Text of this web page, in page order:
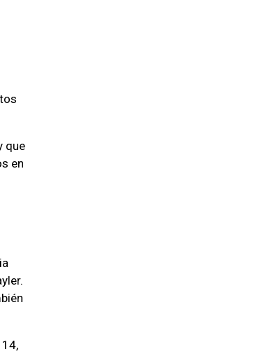
que
en